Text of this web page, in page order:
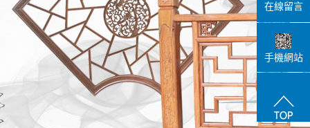
海角论坛 在線留言
手機網站